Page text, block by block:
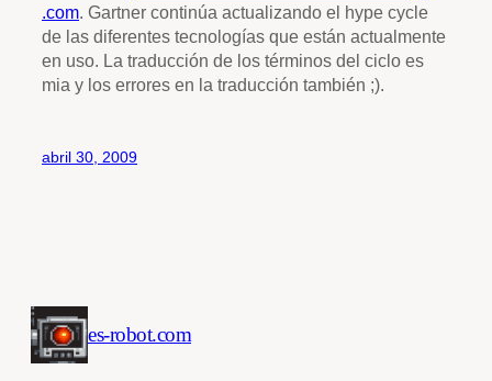
.com. Gartner continúa actualizando el hype cycle
de las diferentes tecnologías que están actualmente
en uso. La traducción de los términos del ciclo es
mia y los errores en la traducción también ;).
abril 30, 2009
es-robot.com